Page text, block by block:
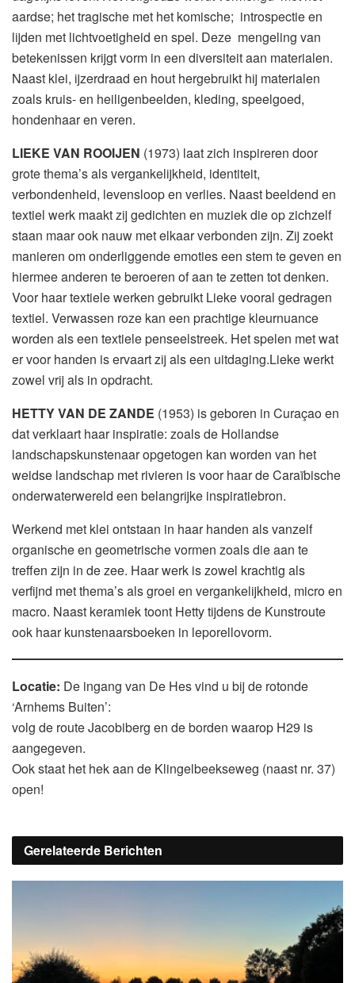
aardse; het tragische met het komische; introspectie en
lijden met lichtvoetigheid en spel. Deze mengeling van
betekenissen krijgt vorm in een diversiteit aan materialen.
Naast klei, ijzerdraad en hout hergebruikt hij materialen
zoals kruis- en heiligenbeelden, kleding, speelgoed,
hondenhaar en veren.
LIEKE VAN ROOIJEN (1973) laat zich inspireren door
grote thema’s als vergankelijkheid, identiteit,
verbondenheid, levensloop en verlies. Naast beeldend en
textiel werk maakt zij gedichten en muziek die op zichzelf
staan maar ook nauw met elkaar verbonden zijn. Zij zoekt
manieren om onderliggende emoties een stem te geven en
hiermee anderen te beroeren of aan te zetten tot denken.
Voor haar textiele werken gebruikt Lieke vooral gedragen
textiel. Verwassen roze kan een prachtige kleurnuance
worden als een textiele penseelstreek. Het spelen met wat
er voor handen is ervaart zij als een uitdaging.Lieke werkt
zowel vrij als in opdracht.
HETTY VAN DE ZANDE (1953) is geboren in Curaçao en
dat verklaart haar inspiratie: zoals de Hollandse
landschapskunstenaar opgetogen kan worden van het
weidse landschap met rivieren is voor haar de Caraïbische
onderwaterwereld een belangrijke inspiratiebron.
Werkend met klei ontstaan in haar handen als vanzelf
organische en geometrische vormen zoals die aan te
treffen zijn in de zee. Haar werk is zowel krachtig als
verfijnd met thema’s als groei en vergankelijkheid, micro en
macro. Naast keramiek toont Hetty tijdens de Kunstroute
ook haar kunstenaarsboeken in leporellovorm.
Locatie: De ingang van De Hes vind u bij de rotonde
‘Arnhems Buiten’:
volg de route Jacobiberg en de borden waarop H29 is
aangegeven.
Ook staat het hek aan de Klingelbeekseweg (naast nr. 37)
open!
Gerelateerde Berichten